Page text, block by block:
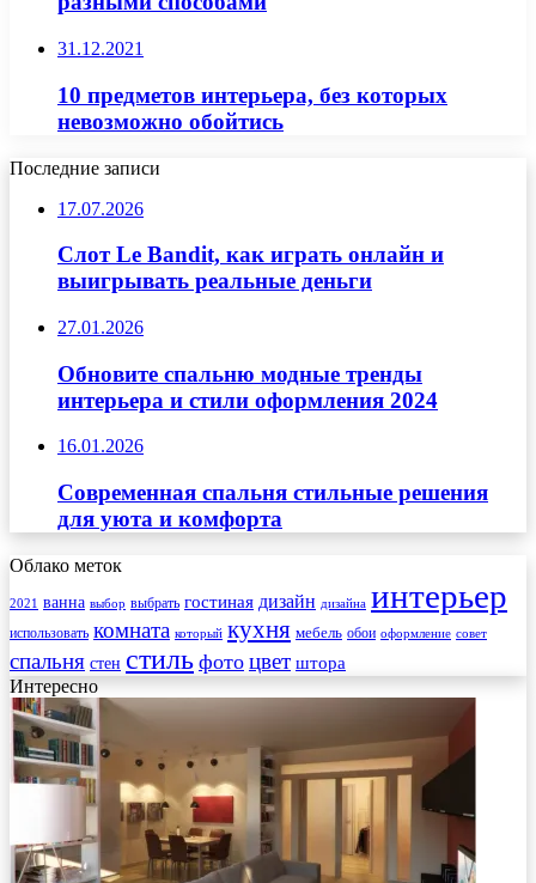
31.12.2021
10 предметов интерьера, без которых
невозможно обойтись
Последние записи
17.07.2026
Слот Le Bandit, как играть онлайн и
выигрывать реальные деньги
27.01.2026
Обновите спальню модные тренды
интерьера и стили оформления 2024
16.01.2026
Современная спальня стильные решения
для уюта и комфорта
Облако меток
2021 ванна выбор выбрать гостиная дизайн дизайна интерьер
использовать комната который кухня мебель обои оформление совет
спальня стен стиль фото цвет штора
Интересно